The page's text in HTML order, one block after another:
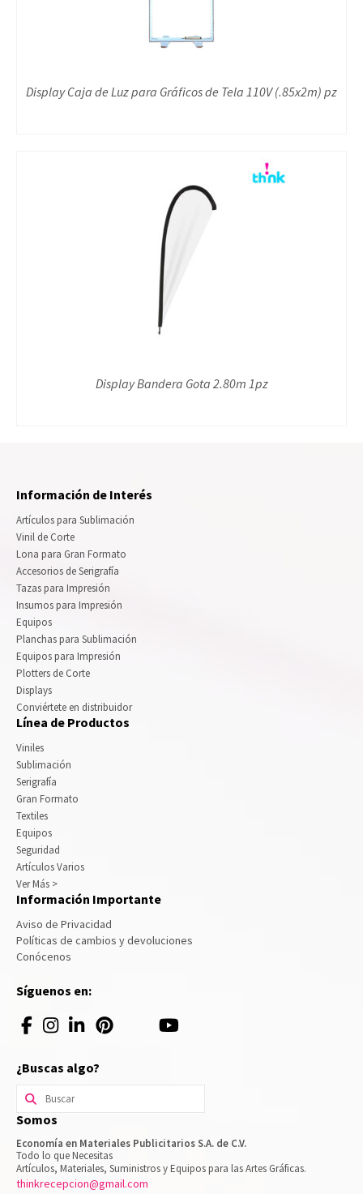
Display Caja de Luz para Gráficos de Tela 110V (.85x2m) pz
Display Bandera Gota 2.80m 1pz
Información de Interés
Artículos para Sublimación
Vinil de Corte
Lona para Gran Formato
Accesorios de Serigrafía
Tazas para Impresión
Insumos para Impresión
Equipos
Planchas para Sublimación
Equipos para Impresión
Plotters de Corte
Displays
Conviértete en distribuidor
Línea de Productos
Viniles
Sublimación
Serigrafía
Gran Formato
Textiles
Equipos
Seguridad
Artículos Varios
Ver Más >
Información Importante
Aviso de Privacidad
Políticas de cambios y devoluciones
Conócenos
Síguenos en:
¿Buscas algo?
Buscar
por:
Somos
Economía en Materiales Publicitarios S.A. de C.V.
Todo lo que Necesitas
Artículos, Materiales, Suministros y Equipos para las Artes Gráficas.
thinkrecepcion@gmail.com